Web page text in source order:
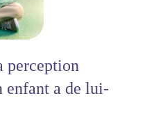
perception
enfant a de lui-